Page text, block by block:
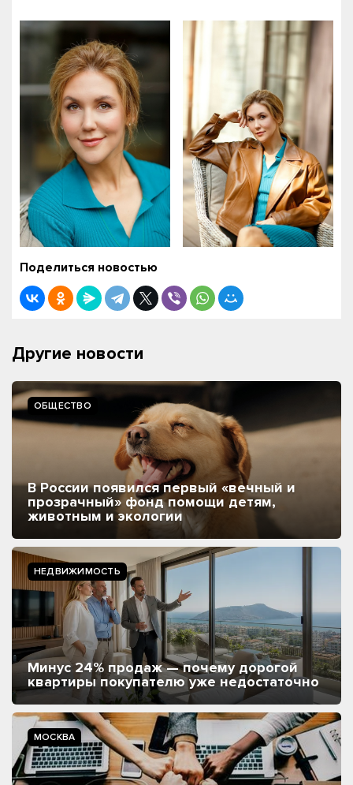
Поделиться новостью
Другие новости
ОБЩЕСТВО
В России появился первый «вечный и
прозрачный» фонд помощи детям,
животным и экологии
НЕДВИЖИМОСТЬ
Минус 24% продаж — почему дорогой
квартиры покупателю уже недостаточно
МОСКВА